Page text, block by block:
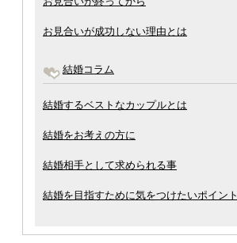
お見合いが成功しない理由とは
結婚コラム
結婚するベストなカップルとは
結婚をお考えの方に
結婚相手として求められる事
結婚を目指すために気をつけたいポイント